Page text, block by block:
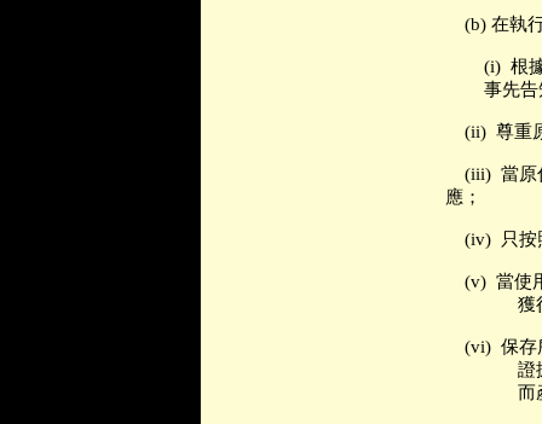
(b) 在執
(i) 根
事先
(ii) 尊重
(iii) 當原
應；
(iv) 只
(v) 當使
獲
(vi) 保存
證
而